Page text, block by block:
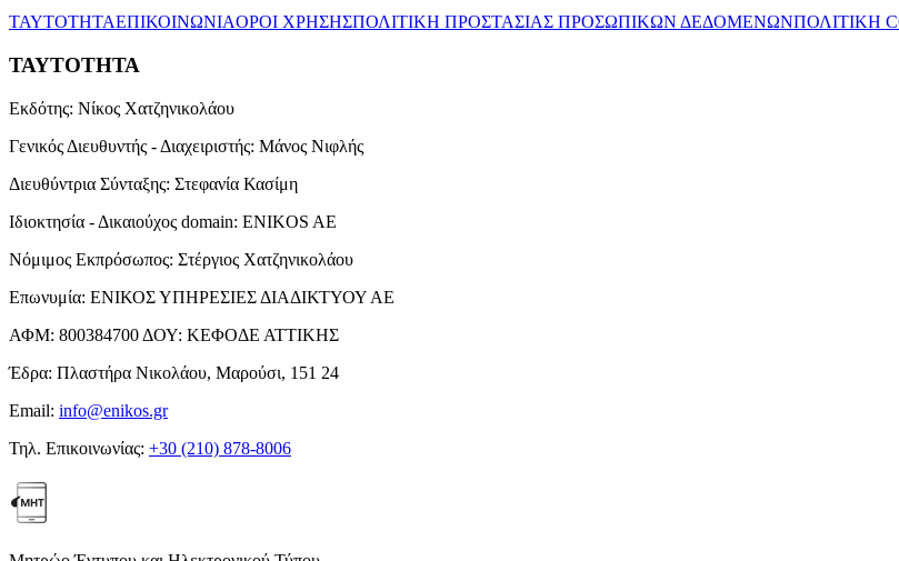
ΤΑΥΤΟΤΗΤΑΕΠΙΚΟΙΝΩΝΙΑΟΡΟΙ ΧΡΗΣΗΣΠΟΛΙΤΙΚΗ ΠΡΟΣΤΑΣΙΑΣ ΠΡΟΣΩΠΙΚΩΝ ΔΕΔΟΜΕΝΩΝΠΟΛΙΤΙΚΗ
ΤΑΥΤΟΤΗΤΑ
Εκδότης: Νίκος Χατζηνικολάου
Γενικός Διευθυντής - Διαχειριστής: Μάνος Νιφλής
Διευθύντρια Σύνταξης: Στεφανία Κασίμη
Ιδιοκτησία - Δικαιούχος domain: ENIKOS AE
Νόμιμος Εκπρόσωπος: Στέργιος Χατζηνικολάου
Επωνυμία: ΕΝΙΚΟΣ ΥΠΗΡΕΣΙΕΣ ΔΙΑΔΙΚΤΥΟΥ ΑΕ
ΑΦΜ: 800384700 ΔΟΥ: ΚΕΦΟΔΕ ΑΤΤΙΚΗΣ
Έδρα: Πλαστήρα Νικολάου, Μαρούσι, 151 24
Email: info@enikos.gr
Τηλ. Επικοινωνίας: +30 (210) 878-8006